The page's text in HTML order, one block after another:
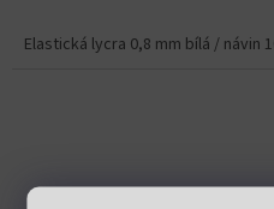
Elastická lycra 0,8 mm bílá / návin